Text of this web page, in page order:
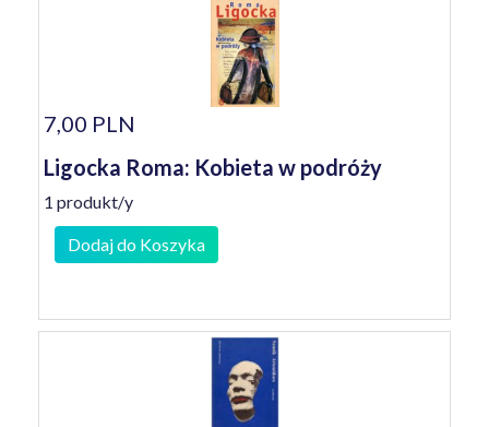
7,00 PLN
Ligocka Roma: Kobieta w podróży
1 produkt/y
Dodaj do Koszyka